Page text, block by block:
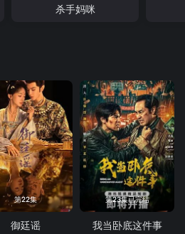
杀手妈咪
第22集
御廷谣
第23集已完结
我当卧底这件事